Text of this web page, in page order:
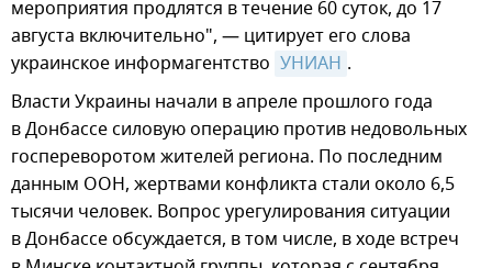
мероприятия продлятся в течение 60 суток, до 17
августа включительно", — цитирует его слова
украинское информагентство УНИАН .
Власти Украины начали в апреле прошлого года
в Донбассе силовую операцию против недовольных
госпереворотом жителей региона. По последним
данным ООН, жертвами конфликта стали около 6,5
тысячи человек. Вопрос урегулирования ситуации
в Донбассе обсуждается, в том числе, в ходе встреч